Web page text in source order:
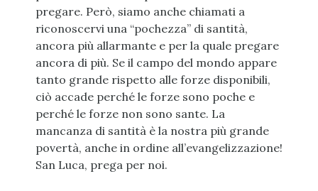
pregare. Però, siamo anche chiamati a
riconoscervi una “pochezza” di santità,
ancora più allarmante e per la quale pregare
ancora di più. Se il campo del mondo appare
tanto grande rispetto alle forze disponibili,
ciò accade perché le forze sono poche e
perché le forze non sono sante. La
mancanza di santità è la nostra più grande
povertà, anche in ordine all’evangelizzazione!
San Luca, prega per noi.